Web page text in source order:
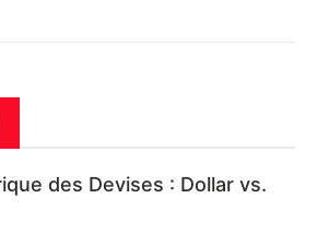
des Devises : Dollar vs.